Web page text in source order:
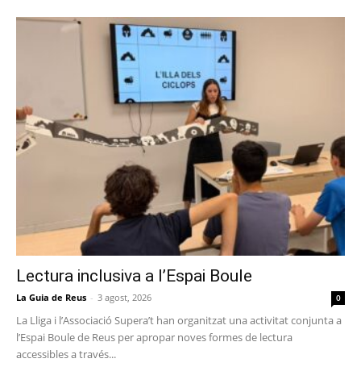
Lectura inclusiva a l’Espai Boule
La Guia de Reus - 3 agost, 2026 0
La Lliga i l’Associació Supera’t han organitzat una activitat conjunta a
l’Espai Boule de Reus per apropar noves formes de lectura
accessibles a través...